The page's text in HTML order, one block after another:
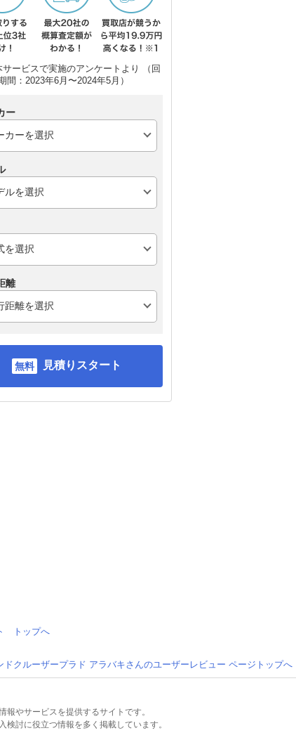
ービスで実施のアンケートより （回
間：2023年6月〜2024年5月）
ー
離
見積りスタート
トップへ
ドクルーザープラド アラバキさんのユーザーレビュー ページトップへ
やサービスを提供するサイトです。
討に役立つ情報を多く掲載しています。